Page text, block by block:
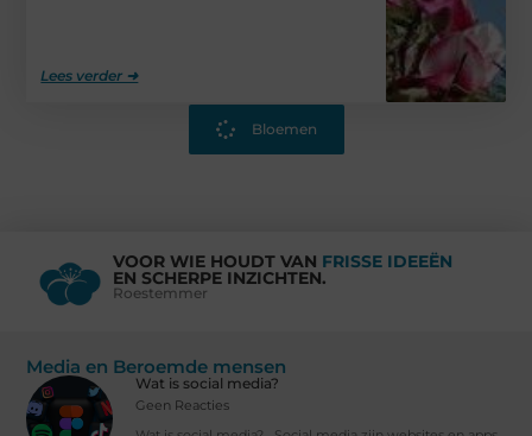
Lees verder ➜
Bloemen
VOOR WIE HOUDT VAN FRISSE IDEEËN
EN SCHERPE INZICHTEN.
Roestemmer
Media en Beroemde mensen
Wat is social media?
Geen Reacties